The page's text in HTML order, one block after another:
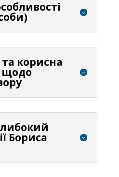
корисна
щодо
Бориса